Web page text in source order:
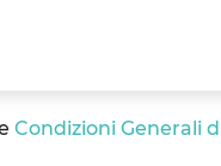
Condizioni Generali